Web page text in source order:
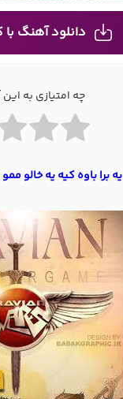
دانلود آهنگ با
چه امتیازی به
برا باوه کیه یه خالو